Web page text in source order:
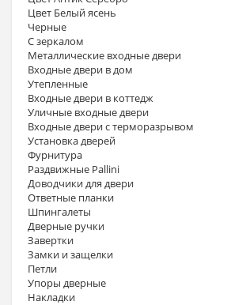
Цвет Белый ясень
Черные
С зеркалом
Металлические входные двери
Входные двери в дом
Утепленные
Входные двери в коттедж
Уличные входные двери
Входные двери с терморазрывом
Установка дверей
Фурнитура
Раздвижные Pallini
Доводчики для двери
Ответные планки
Шпингалеты
Дверные ручки
Завертки
Замки и защелки
Петли
Упоры дверные
Накладки